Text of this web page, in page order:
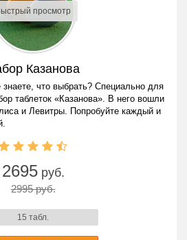
просмотр
Казанова
знаете, что выбрать? Специально для
таблеток «Казанова». В него вошли
и Левитры. Попробуйте каждый и
2695руб.
2995 руб.
15 табл.